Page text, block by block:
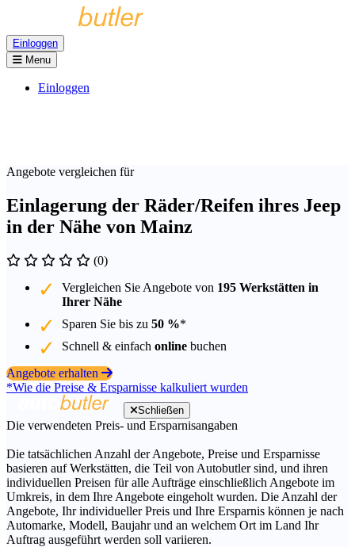
Einloggen
Menu
Einloggen
Angebote vergleichen für
Einlagerung der Räder/Reifen ihres Jeep
in der Nähe von Mainz
(0)
Vergleichen Sie Angebote von 195 Werkstätten in
Ihrer Nähe
Sparen Sie bis zu 50 %*
Schnell & einfach online buchen
Angebote erhalten
*Wie die Preise & Ersparnisse kalkuliert wurden
Schließen
Die verwendeten Preis- und Ersparnisangaben
Die tatsächlichen Anzahl der Angebote, Preise und Ersparnisse
basieren auf Werkstätten, die Teil von Autobutler sind, und ihren
individuellen Preisen für alle Aufträge einschließlich Angebote im
Umkreis, in dem Ihre Angebote eingeholt wurden. Die Anzahl der
Angebote, Ihr individueller Preis und Ihre Ersparnis können je nach
Automarke, Modell, Baujahr und an welchem Ort im Land Ihr
Auftrag ausgeführt werden soll variieren.